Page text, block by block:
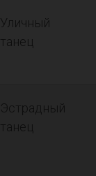
Уличный
танец
Эстрадный
танец